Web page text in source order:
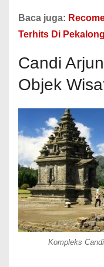
Baca juga:
Terhits Di
Candi
Objek
Kompleks